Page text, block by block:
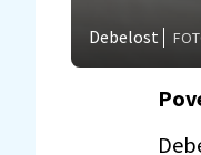
Debelost